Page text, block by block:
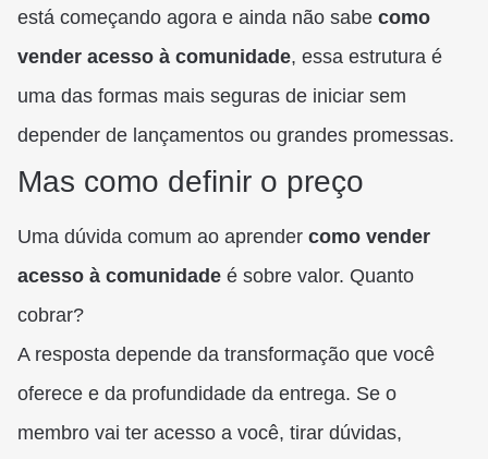
está começando agora e ainda não sabe como
vender acesso à comunidade, essa estrutura é
uma das formas mais seguras de iniciar sem
depender de lançamentos ou grandes promessas.
Mas como definir o preço
Uma dúvida comum ao aprender como vender
acesso à comunidade é sobre valor. Quanto
cobrar?
A resposta depende da transformação que você
oferece e da profundidade da entrega. Se o
membro vai ter acesso a você, tirar dúvidas,